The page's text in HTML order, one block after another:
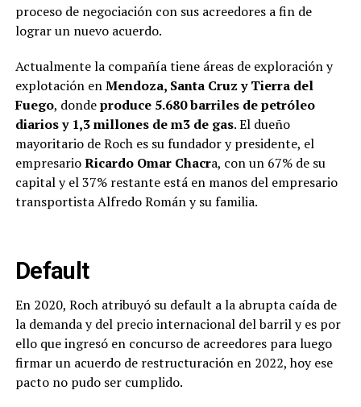
proceso de negociación con sus acreedores a fin de
lograr un nuevo acuerdo.
Actualmente la compañía tiene áreas de exploración y
explotación enMendoza, Santa Cruz y Tierra del
Fuego, dondeproduce 5.680 barriles de petróleo
diarios y 1,3 millones de m3 de gas. El dueño
mayoritario de Roch es su fundador y presidente, el
empresarioRicardo Omar Chacra, con un 67% de su
capital y el 37% restante está en manos del empresario
transportista Alfredo Román y su familia.
Default
En 2020, Roch atribuyó su default a la abrupta caída de
la demanda y del precio internacional del barril y es por
ello que ingresó en concurso de acreedores para luego
firmar un acuerdo de restructuración en 2022, hoy ese
pacto no pudo ser cumplido.